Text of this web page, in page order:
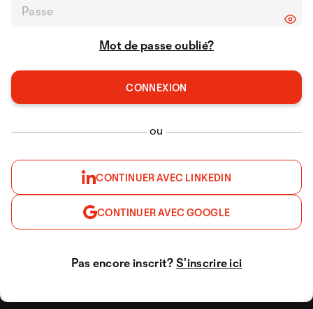
Mot de passe oublié?
ou
CONTINUER AVEC LINKEDIN
CONTINUER AVEC GOOGLE
Pas encore inscrit?S’inscrire ici